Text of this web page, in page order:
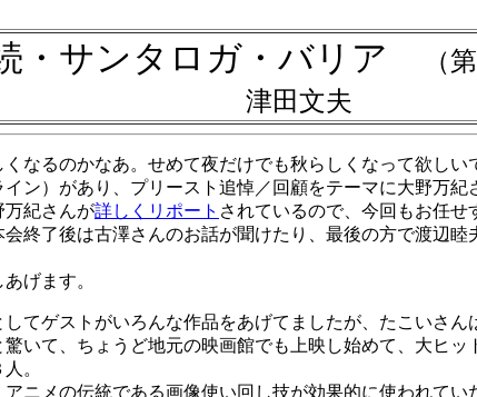
・サンタロガ・バリア
（
津田文夫
なるのかなあ。せめて夜だけでも秋らしくなって欲しい
ン）があり、プリースト追悼／回顧をテーマに大野万
万紀さんが詳しくリポート されているので、今回もお任
終了後は古澤さんのお話が聞けたり、最後の方で渡辺
げます。
てゲストがいろんな作品をあげてましたが、たこいさ
いて、ちょうど地元の映画館でも上映し始めて、大ヒ
。
ニメの伝統である画像使い回し技が効果的に使われて